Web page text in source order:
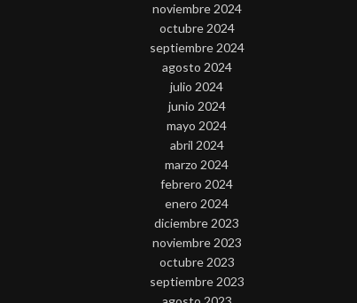
noviembre 2024
octubre 2024
septiembre 2024
agosto 2024
julio 2024
junio 2024
mayo 2024
abril 2024
marzo 2024
febrero 2024
enero 2024
diciembre 2023
noviembre 2023
octubre 2023
septiembre 2023